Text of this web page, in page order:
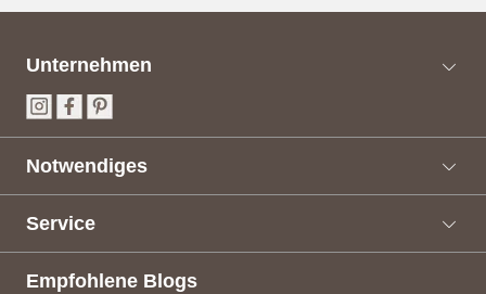
Unternehmen
Notwendiges
Service
Empfohlene Blogs